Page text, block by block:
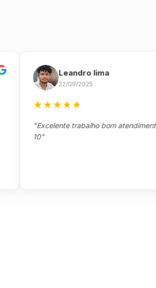
Leandro lima
22/09/2025
★★★
"Excelente trabalho bom atendimento